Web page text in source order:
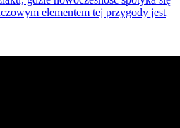
elementem tej przygody jest